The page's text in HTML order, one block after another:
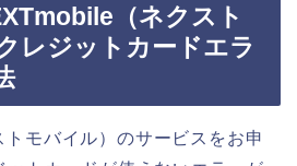
（ネクスト
レジットカードエラ
モバイル）のサービスをお申